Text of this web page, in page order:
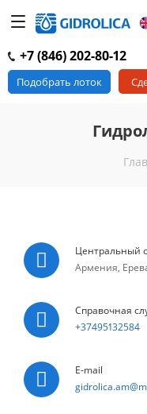
+7 (846) 202-80-12
Подобрать лоток
Центральный
Армения,
Справочная
+37495132584
E-mail